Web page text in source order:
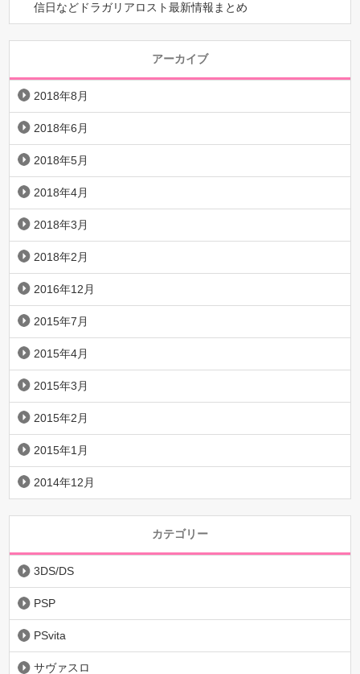
信日などドラガリアロスト最新情報まとめ
アーカイブ
2018年8月
2018年6月
2018年5月
2018年4月
2018年3月
2018年2月
2016年12月
2015年7月
2015年4月
2015年3月
2015年2月
2015年1月
2014年12月
カテゴリー
3DS/DS
PSP
PSvita
サヴァスロ